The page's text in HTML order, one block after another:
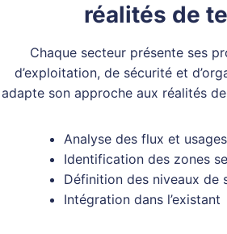
réalités de
Chaque secteur présente ses
d’exploitation, de sécurité et
adapte son approche aux réalités
Analyse des flux et
Identification des zones
Définition des niveaux de
Intégration dans l’existant